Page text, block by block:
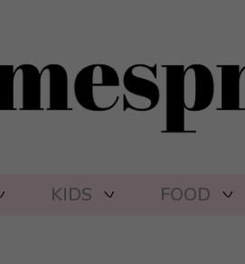
KIDS FOOD